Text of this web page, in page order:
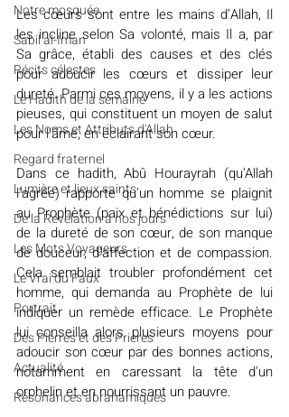
Notre mosquée
Sabil al-Iman
Récits célestes
Le Hadith de la semaine
Les Noms et Attributs d'Allah
Regard fraternel
Lumière et lieux saints
De la Révélation à nos jours
Les Mots Voyageurs
Le Vrai du Faux
Portrait
Des Pierres et des Prières
Actualité
Résonances abrahamiques
Les cœurs sont entre les mains d’Allah, Il
les incline selon Sa volonté, mais Il a, par
Sa grâce, établi des causes et des clés
pour adoucir les cœurs et dissiper leur
dureté. Parmi ces moyens, il y a les actions
pieuses, qui constituent un moyen de salut
pour l'âme, en éclairant son cœur.
Dans ce hadith, Abû Hourayrah (qu'Allah
l'agrée) rapporte qu'un homme se plaignit
au Prophète (paix et bénédictions sur lui)
de la dureté de son cœur, de son manque
de douceur, d'affection et de compassion.
Cela semblait troubler profondément cet
homme, qui demanda au Prophète de lui
indiquer un remède efficace. Le Prophète
lui conseilla alors plusieurs moyens pour
adoucir son cœur par des bonnes actions,
notamment en caressant la tête d'un
orphelin et en nourrissant un pauvre.